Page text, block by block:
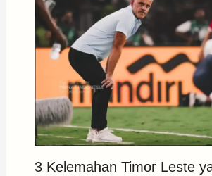
3 Kelemahan Timor Leste